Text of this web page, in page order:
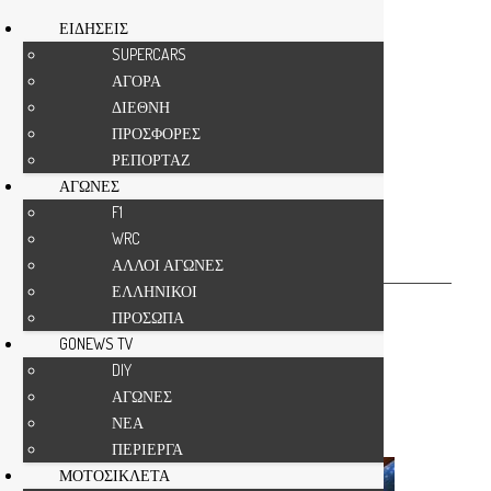
GONEWS TV
DIY ΑΓΩΝΕΣ
Τελευταία
Τελευταία
Προτεινόμενες δημοσιεύσεις
Τα πιο δημοφιλή
Δημοφιλή 7 ημερών
Κατά βαθμολογία κριτικής
ΕΙΔΗΣΕΙΣ
SUPERCARS
ΑΓΟΡΑ
ΔΙΕΘΝΗ
ΠΡΟΣΦΟΡΕΣ
ΡΕΠΟΡΤΑΖ
ΑΓΩΝΕΣ
F1
WRC
ΑΛΛΟΙ ΑΓΩΝΕΣ
ΕΛΛΗΝΙΚΟΙ
ΠΡΟΣΩΠΑ
GONEWS TV
DIY
ΑΓΩΝΕΣ
ΝΕΑ
ΠΕΡΙΕΡΓΑ
ΜΟΤΟΣΙΚΛΕΤΑ